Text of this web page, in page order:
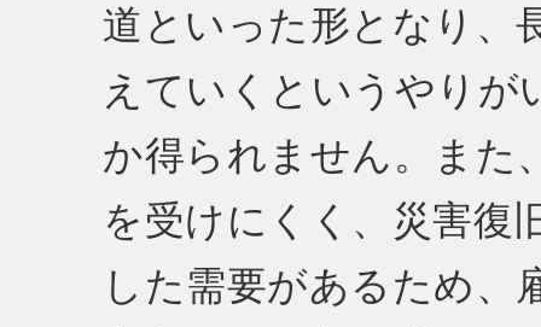
道といった形となり、
えていくというやりが
か得られません。また
を受けにくく、災害復
した需要があるため、